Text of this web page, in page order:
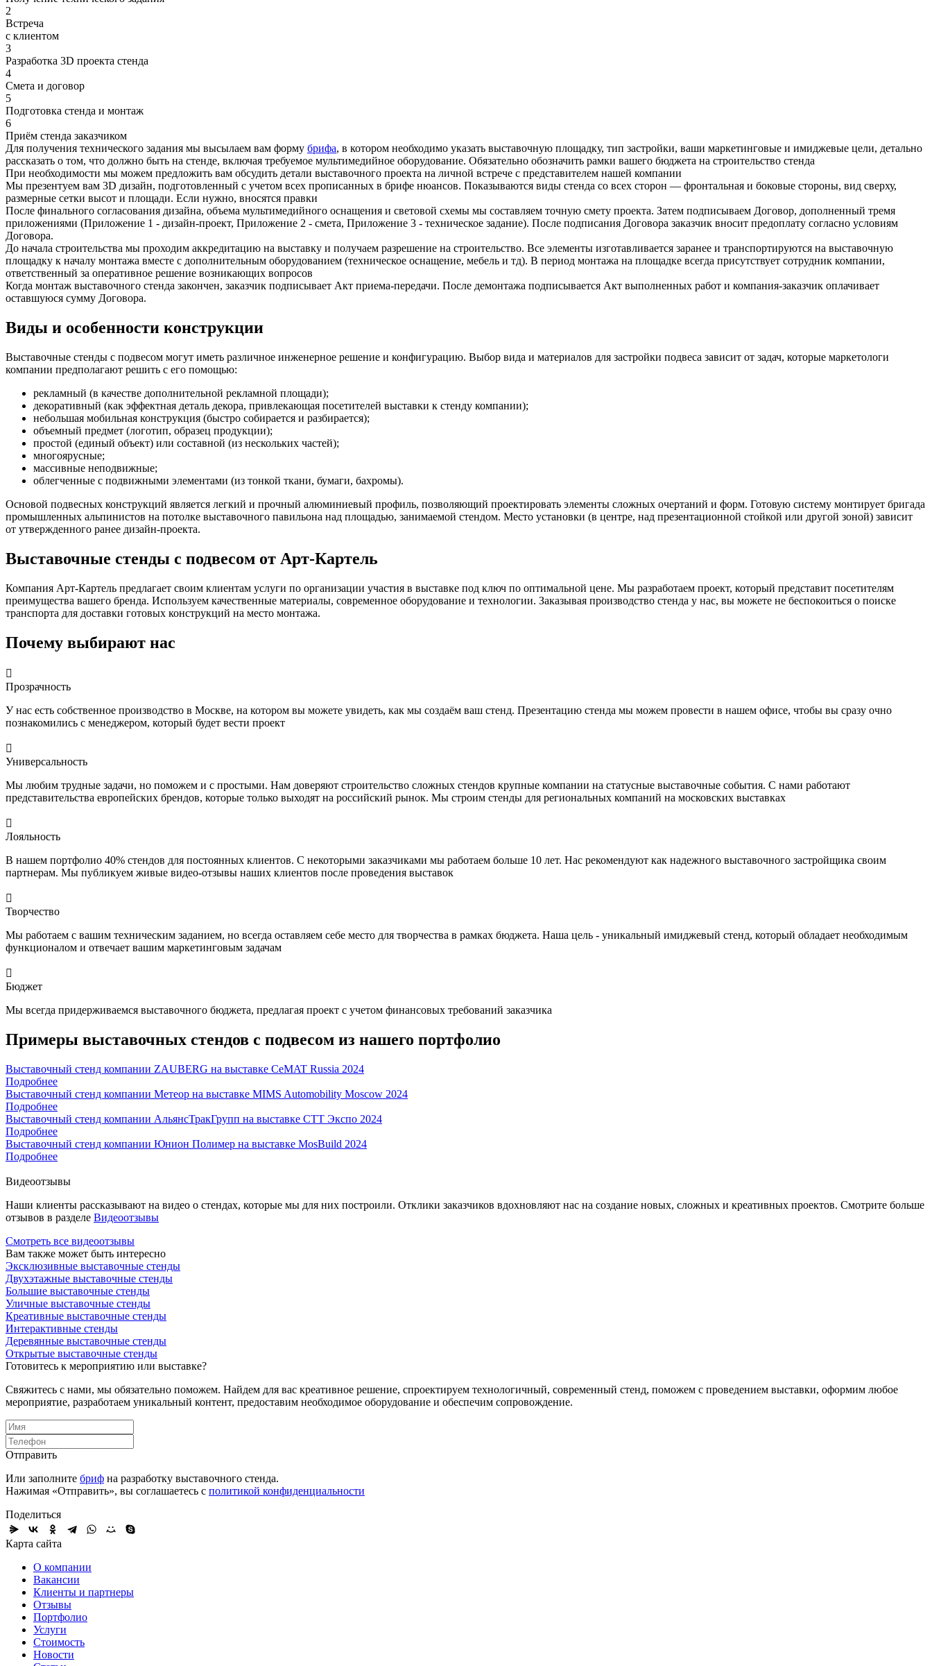
2
Встреча
с клиентом
3
Разработка 3D проекта стенда
4
Смета и договор
5
Подготовка стенда и монтаж
6
Приём стенда заказчиком
Для получения технического задания мы высылаем вам форму брифа, в котором необходимо указать выставочную площадку, тип застройки, ваши маркетинговые и имиджевые цели, детально
рассказать о том, что должно быть на стенде, включая требуемое мультимедийное оборудование. Обязательно обозначить рамки вашего бюджета на строительство стенда
При необходимости мы можем предложить вам обсудить детали выставочного проекта на личной встрече с представителем нашей компании
Мы презентуем вам 3D дизайн, подготовленный с учетом всех прописанных в брифе нюансов. Показываются виды стенда со всех сторон — фронтальная и боковые стороны, вид сверху,
размерные сетки высот и площади. Если нужно, вносятся правки
После финального согласования дизайна, объема мультимедийного оснащения и световой схемы мы составляем точную смету проекта. Затем подписываем Договор, дополненный тремя
приложениями (Приложение 1 - дизайн-проект, Приложение 2 - смета, Приложение 3 - техническое задание). После подписания Договора заказчик вносит предоплату согласно условиям
Договора.
До начала строительства мы проходим аккредитацию на выставку и получаем разрешение на строительство. Все элементы изготавливается заранее и транспортируются на выставочную
площадку к началу монтажа вместе с дополнительным оборудованием (техническое оснащение, мебель и тд). В период монтажа на площадке всегда присутствует сотрудник компании,
ответственный за оперативное решение возникающих вопросов
Когда монтаж выставочного стенда закончен, заказчик подписывает Акт приема-передачи. После демонтажа подписывается Акт выполненных работ и компания-заказчик оплачивает
оставшуюся сумму Договора.
Виды и особенности конструкции
Выставочные стенды с подвесом могут иметь различное инженерное решение и конфигурацию. Выбор вида и материалов для застройки подвеса зависит от задач, которые маркетологи
компании предполагают решить с его помощью:
рекламный (в качестве дополнительной рекламной площади);
декоративный (как эффектная деталь декора, привлекающая посетителей выставки к стенду компании);
небольшая мобильная конструкция (быстро собирается и разбирается);
объемный предмет (логотип, образец продукции);
простой (единый объект) или составной (из нескольких частей);
многоярусные;
массивные неподвижные;
облегченные с подвижными элементами (из тонкой ткани, бумаги, бахромы).
Основой подвесных конструкций является легкий и прочный алюминиевый профиль, позволяющий проектировать элементы сложных очертаний и форм. Готовую систему монтирует бригада
промышленных альпинистов на потолке выставочного павильона над площадью, занимаемой стендом. Место установки (в центре, над презентационной стойкой или другой зоной) зависит
от утвержденного ранее дизайн-проекта.
Выставочные стенды с подвесом от Арт-Картель
Компания Арт-Картель предлагает своим клиентам услуги по организации участия в выставке под ключ по оптимальной цене. Мы разработаем проект, который представит посетителям
преимущества вашего бренда. Используем качественные материалы, современное оборудование и технологии. Заказывая производство стенда у нас, вы можете не беспокоиться о поиске
транспорта для доставки готовых конструкций на место монтажа.
Почему выбирают нас

Прозрачность
У нас есть собственное производство в Москве, на котором вы можете увидеть, как мы создаём ваш стенд. Презентацию стенда мы можем провести в нашем офисе, чтобы вы сразу очно
познакомились с менеджером, который будет вести проект

Универсальность
Мы любим трудные задачи, но поможем и с простыми. Нам доверяют строительство сложных стендов крупные компании на статусные выставочные события. С нами работают
представительства европейских брендов, которые только выходят на российский рынок. Мы строим стенды для региональных компаний на московских выставках

Лояльность
В нашем портфолио 40% стендов для постоянных клиентов. С некоторыми заказчиками мы работаем больше 10 лет. Нас рекомендуют как надежного выставочного застройщика своим
партнерам. Мы публикуем живые видео-отзывы наших клиентов после проведения выставок

Творчество
Мы работаем с вашим техническим заданием, но всегда оставляем себе место для творчества в рамках бюджета. Наша цель - уникальный имиджевый стенд, который обладает необходимым
функционалом и отвечает вашим маркетинговым задачам

Бюджет
Мы всегда придерживаемся выставочного бюджета, предлагая проект с учетом финансовых требований заказчика
Примеры выставочных стендов с подвесом из нашего портфолио
Выставочный стенд компании ZAUBERG на выставке CeMAT Russia 2024
Подробнее
Выставочный стенд компании Метеор на выставке MIMS Automobility Moscow 2024
Подробнее
Выставочный стенд компании АльянсТракГрупп на выставке СТТ Экспо 2024
Подробнее
Выставочный стенд компании Юнион Полимер на выставке MosBuild 2024
Подробнее
Видеоотзывы
Наши клиенты рассказывают на видео о стендах, которые мы для них построили. Отклики заказчиков вдохновляют нас на создание новых, сложных и креативных проектов. Смотрите больше
отзывов в разделе Видеоотзывы
Смотреть все видеоотзывы
Вам также может быть интересно
Эксклюзивные выставочные стенды
Двухэтажные выставочные стенды
Большие выставочные стенды
Уличные выставочные стенды
Креативные выставочные стенды
Интерактивные стенды
Деревянные выставочные стенды
Открытые выставочные стенды
Готовитесь к мероприятию или выставке?
Свяжитесь с нами, мы обязательно поможем. Найдем для вас креативное решение, спроектируем технологичный, современный стенд, поможем с проведением выставки, оформим любое
мероприятие, разработаем уникальный контент, предоставим необходимое оборудование и обеспечим сопровождение.
Отправить
Или заполните бриф на разработку выставочного стенда.
Нажимая «Отправить», вы соглашаетесь с политикой конфиденциальности
Поделиться
Карта сайта
О компании
Вакансии
Клиенты и партнеры
Отзывы
Портфолио
Услуги
Стоимость
Новости